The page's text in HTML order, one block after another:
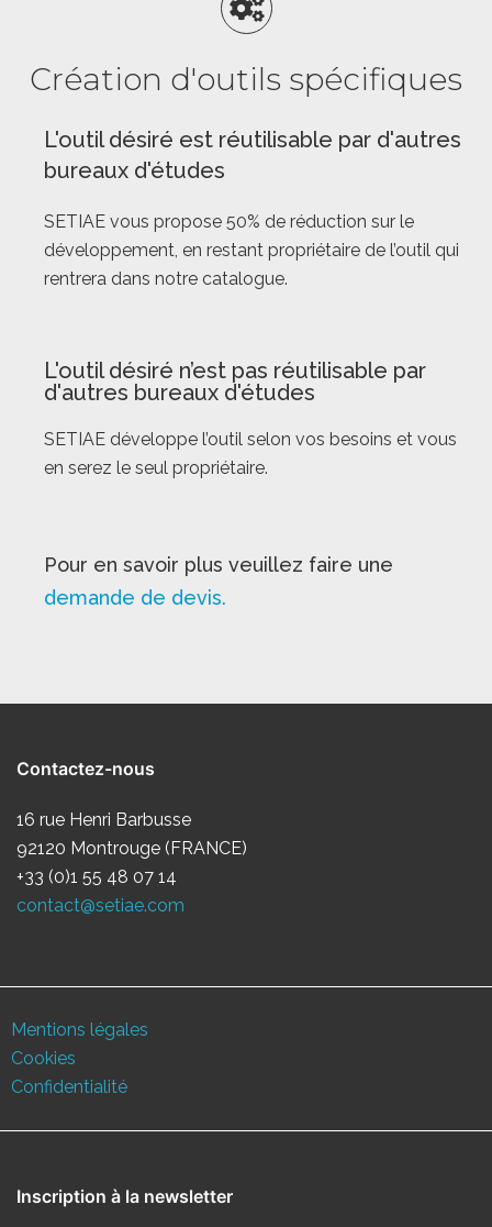
Création d'outils spécifiques
L'outil désiré est réutilisable par d'autres
bureaux d'études
SETIAE vous propose 50% de réduction sur le
développement, en restant propriétaire de l’outil qui
rentrera dans notre catalogue.
L'outil désiré n’est pas réutilisable par
d'autres bureaux d'études
SETIAE développe l’outil selon vos besoins et vous
en serez le seul propriétaire.
Pour en savoir plus veuillez faire une
demande de devis.
Contactez-nous
16 rue Henri Barbusse
92120 Montrouge (FRANCE)
+33 (0)1 55 48 07 14
contact@setiae.com
Mentions légales
Cookies
Confidentialité
Inscription à la newsletter